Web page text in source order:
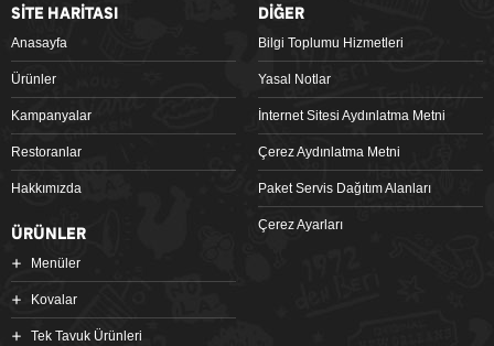
SİTE HARİTASI
Anasayfa
Ürünler
Kampanyalar
Restoranlar
Hakkımızda
DİĞER
Bilgi Toplumu Hizmetleri
Yasal Notlar
İnternet Sitesi Aydınlatma Metni
Çerez Aydınlatma Metni
Paket Servis Dağıtım Alanları
Çerez Ayarları
ÜRÜNLER
Menüler
Kovalar
Tek Tavuk Ürünleri